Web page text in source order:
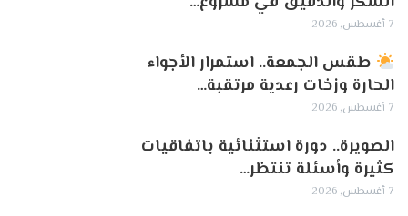
7 أغسطس, 2026
طقس الجمعة.. استمرار الأجواء
الحارة وزخات رعدية مرتقبة…
7 أغسطس, 2026
الصويرة.. دورة استثنائية باتفاقيات
كثيرة وأسئلة تنتظر…
7 أغسطس, 2026